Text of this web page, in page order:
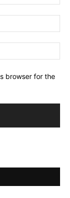
browser for the